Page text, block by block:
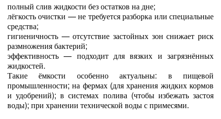
полный слив жидкости без остатков на дне;
лёгкость очистки — не требуется разборка или специальные
средства;
гигиеничность — отсутствие застойных зон снижает риск
размножения бактерий;
эффективность — подходит для вязких и загрязнённых
жидкостей.
Такие ёмкости особенно актуальны: в пищевой
промышленности; на фермах (для хранения жидких кормов
и удобрений); в системах полива (чтобы избежать застоя
воды); при хранении технической воды с примесями.